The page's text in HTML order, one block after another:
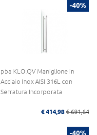
-40%
pba KLO.QV Maniglione in
Acciaio Inox AISI 316L con
Serratura Incorporata
€ 414,98 € 691,64
-40%